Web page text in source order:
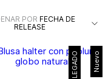
POR FECHA DE
RELEASE
Nuevo
LEGADO